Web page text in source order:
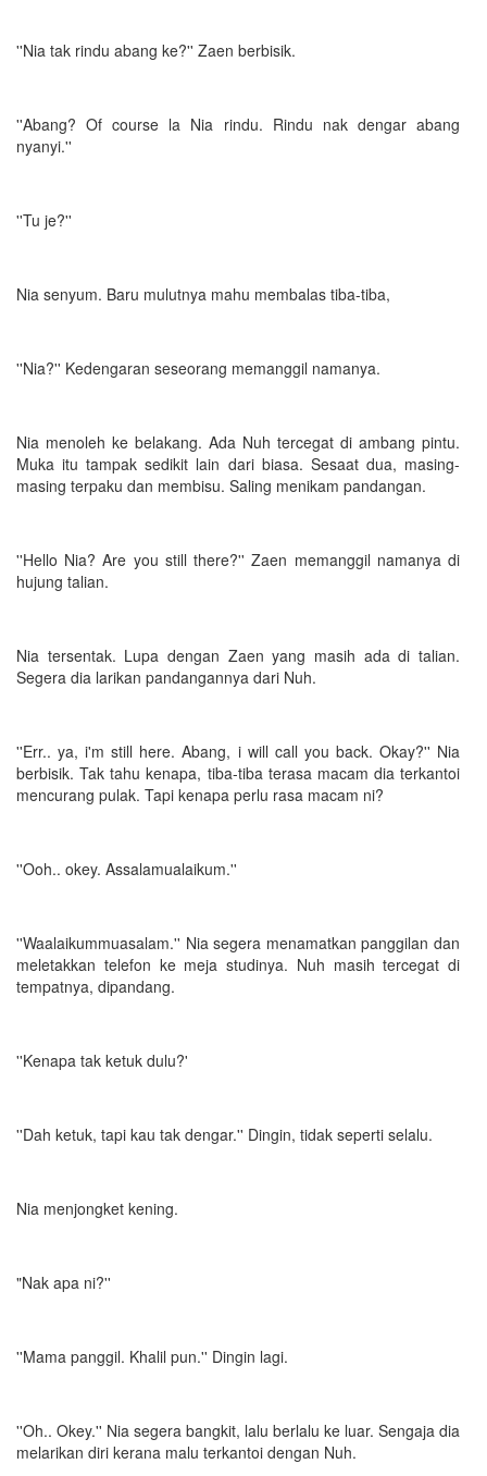
''Nia tak rindu abang ke?'' Zaen berbisik.
''Abang? Of course la Nia rindu. Rindu nak dengar abang
nyanyi.''
''Tu je?''
Nia senyum. Baru mulutnya mahu membalas tiba-tiba,
''Nia?'' Kedengaran seseorang memanggil namanya.
Nia menoleh ke belakang. Ada Nuh tercegat di ambang pintu.
Muka itu tampak sedikit lain dari biasa. Sesaat dua, masing-
masing terpaku dan membisu. Saling menikam pandangan.
''Hello Nia? Are you still there?'' Zaen memanggil namanya di
hujung talian.
Nia tersentak. Lupa dengan Zaen yang masih ada di talian.
Segera dia larikan pandangannya dari Nuh.
''Err.. ya, i'm still here. Abang, i will call you back. Okay?'' Nia
berbisik. Tak tahu kenapa, tiba-tiba terasa macam dia terkantoi
mencurang pulak. Tapi kenapa perlu rasa macam ni?
''Ooh.. okey. Assalamualaikum.''
''Waalaikummuasalam.'' Nia segera menamatkan panggilan dan
meletakkan telefon ke meja studinya. Nuh masih tercegat di
tempatnya, dipandang.
''Kenapa tak ketuk dulu?'
''Dah ketuk, tapi kau tak dengar.'' Dingin, tidak seperti selalu.
Nia menjongket kening.
"Nak apa ni?''
''Mama panggil. Khalil pun.'' Dingin lagi.
''Oh.. Okey.'' Nia segera bangkit, lalu berlalu ke luar. Sengaja dia
melarikan diri kerana malu terkantoi dengan Nuh.